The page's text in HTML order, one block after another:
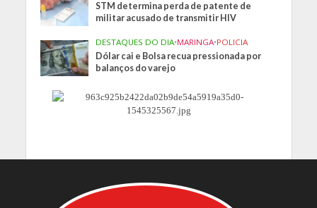
STM determina perda de patente de
militar acusado de transmitir HIV
DESTAQUES DO DIA•MARINGA•POLICIA
Dólar cai e Bolsa recua pressionada por
balanços do varejo